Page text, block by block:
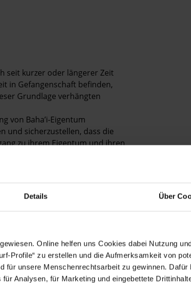
Details Über
Online helfen uns Cookies dabei Nutzung
Profile“ zu erstellen und die Aufmerksamkeit von
für unsere Menschenrechtsarbeit zu gewinnen. Dafür
Analysen, für Marketing und eingebettete
seit kurzer oder längerer Zeit
in Gefangenschaft befinden,
Grundlage verhängten
von Baha’i-Eigentum
und sicherzustellen, dass die
zu ihrem Eigentum und ihren
Gesetzgebung und in der
und zu landwirtschaftlichen,
der sozialen,
der verfolgten Minderheit der
durchsucht und wertvolle